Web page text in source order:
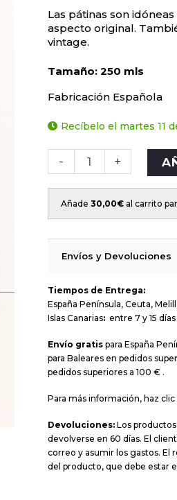
Las pátinas son
aspecto original.
vintage.
Tamaño: 250 mls
Fabricación Española
Recíbelo el martes 11
- +
Añade 30,00€ al carrito
Envíos y Devoluciones
Tiempos de Entrega:
España Península, Ceuta,
Islas Canarias: entre 7 y 15
Envío gratis para España
para Baleares en pedidos
pedidos superiores a 100 € .
Para más información, haz clic
Devoluciones: Los
devolverse en 60 días. El
correo y asumir los gastos. El
del producto, que debe estar